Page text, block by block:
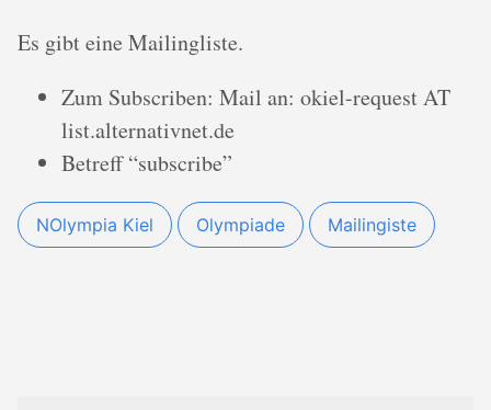
Es gibt eine Mailingliste.
Zum Subscriben: Mail an: okiel-request AT
list.alternativnet.de
Betreff “subscribe”
NOlympia Kiel Olympiade Mailingiste